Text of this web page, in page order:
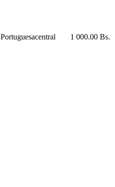
Portuguesacentral 1 000.00 Bs.